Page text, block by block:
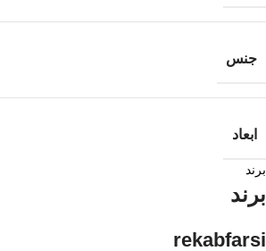
جنس
ابعاد
برند
برند
rekabfarsi